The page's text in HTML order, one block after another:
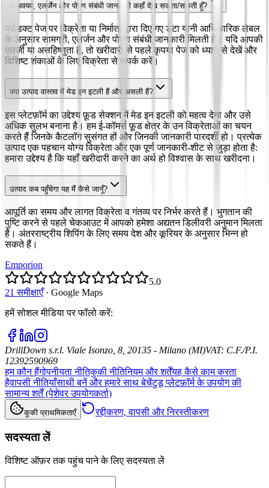
मैं अवयव, एलर्जेन और पोषण संबंधी जानकारी कहाँ देख सकता/सकती हूँ?
प्रोडक्ट पेज पर विक्रेता या निर्माता द्वारा दिए गए डेटा यानी आधिकारिक लेबल
के अनुसार सामग्री, एलर्जन और पोषण संबंधी जानकारी मिलती है। यदि आपकी
एलर्जी या असहिष्णुता है, तो खरीदारी से पहले कृपया पेज को ध्यान से देखें और
विशिष्ट शंकाओं के लिए विक्रेता से संपर्क करें।
क्या उत्पाद वास्तव में मेड इन इटली हैं और असली हैं?
इस प्लेटफ़ॉर्म का उद्देश्य फ़ूड सेक्शन में मेड इन इटली को महत्व देना और उसे
अधिक सुलभ बनाना है। हम ई-कॉमर्स फ़ूड क्षेत्र के उन विक्रेताओं का चयन
करते हैं जिनके कैटलॉग सुसंगत हों और जिनकी जानकारी पारदर्शी हो। प्रत्येक
उत्पाद एक पहचान योग्य विक्रेता और एक पूर्ण जानकारी-शीट से जुड़ा होता है:
हमारा उद्देश्य है कि यहाँ खरीदारी करने का अर्थ हो विश्वास के साथ खरीदना।
उत्पाद कब पहुँचेगा यह मैं कैसे जानूँ?
आपूर्ति का समय और लागत विक्रेता व गंतव्य पर निर्भर करते हैं। भुगतान की
पुष्टि करने से पहले चेकआउट में आपको हमेशा अद्यतन डिलीवरी अनुमान मिलता
है। अंतरराष्ट्रीय शिपिंग के लिए समय देश और कूरियर के अनुसार भिन्न हो
सकते हैं।
Emporion
5.0
21 समीक्षाएँ · Google Maps
हमें सोशल मीडिया पर फॉलो करें:
DrillDown s.r.l. Viale Isonzo, 8, 20135 - Milano (MI)VAT: C.F./P.I.
12392590969
हम कौन हैंगोपनीयता नीतिकुकी नीतिनियम और शर्तेंयह कैसे काम करता
हैवापसी नीतियाँसाथी बनें और हमारे साथ बेचेंटुडू प्लेटफ़ॉर्म के उपयोग की
सामान्य शर्तें (पेशेवर उपयोगकर्ता)
कुकी प्राथमिकताएँ रद्दीकरण, वापसी और निरस्तीकरण
सदस्यता लें
विशिष्ट ऑफ़र तक पहुंच पाने के लिए सदस्यता लें